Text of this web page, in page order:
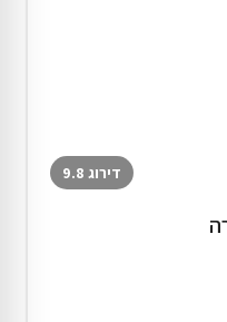
דירוג 9.8